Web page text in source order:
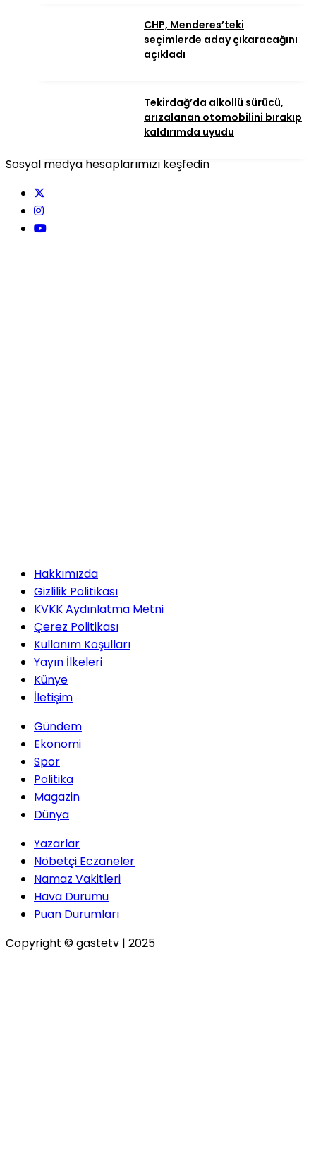
CHP, Menderes’teki
seçimlerde aday çıkaracağını
açıkladı
Tekirdağ’da alkollü sürücü,
arızalanan otomobilini bırakıp
kaldırımda uyudu
Sosyal medya hesaplarımızı keşfedin
Hakkımızda
Gizlilik Politikası
KVKK Aydınlatma Metni
Çerez Politikası
Kullanım Koşulları
Yayın İlkeleri
Künye
İletişim
Gündem
Ekonomi
Spor
Politika
Magazin
Dünya
Yazarlar
Nöbetçi Eczaneler
Namaz Vakitleri
Hava Durumu
Puan Durumları
Copyright © gastetv | 2025